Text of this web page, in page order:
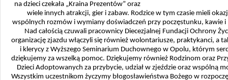
na dzieci czekała „Kraina Prezentów” oraz
wiele innych atrakcji, gier i zabaw. Rodzice w tym czasie mieli
wspólnych rozmów i wymiany doświadczeń przy poczęstunku, kawie i
Nad całością czuwali pracownicy Diecezjalnej Fundacji Ochrony
organizację zjazdu włączyli się również wolontariusze, praktykanci, a
i klerycy z Wyższego Seminarium Duchownego w Opolu, którym
dziękujemy za wszelką pomoc. Dziękujemy również Rodzinom oraz
Dzieci Adoptowanych za przybycie, udział w zjeździe oraz wspólną
Wszystkim uczestnikom życzymy błogosławieństwa Bożego w